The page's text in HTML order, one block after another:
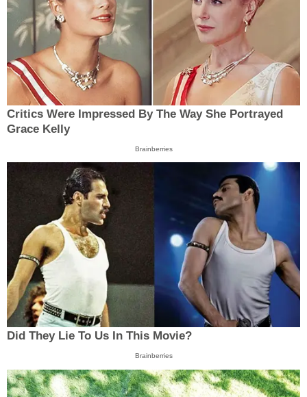
Critics Were Impressed By The Way She Portrayed
Grace Kelly
Brainberries
Did They Lie To Us In This Movie?
Brainberries